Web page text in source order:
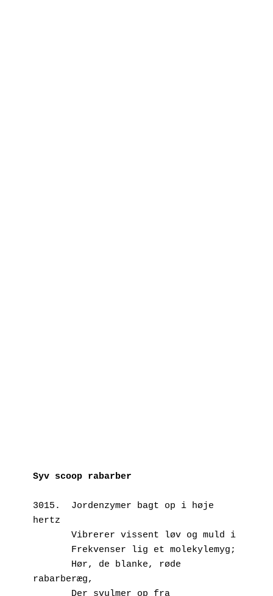
Syv scoop rabarber
3015.  Jordenzymer bagt op i høje
hertz
       Vibrerer vissent løv og muld i
       Frekvenser lig et molekylemyg;
rabarberæg,